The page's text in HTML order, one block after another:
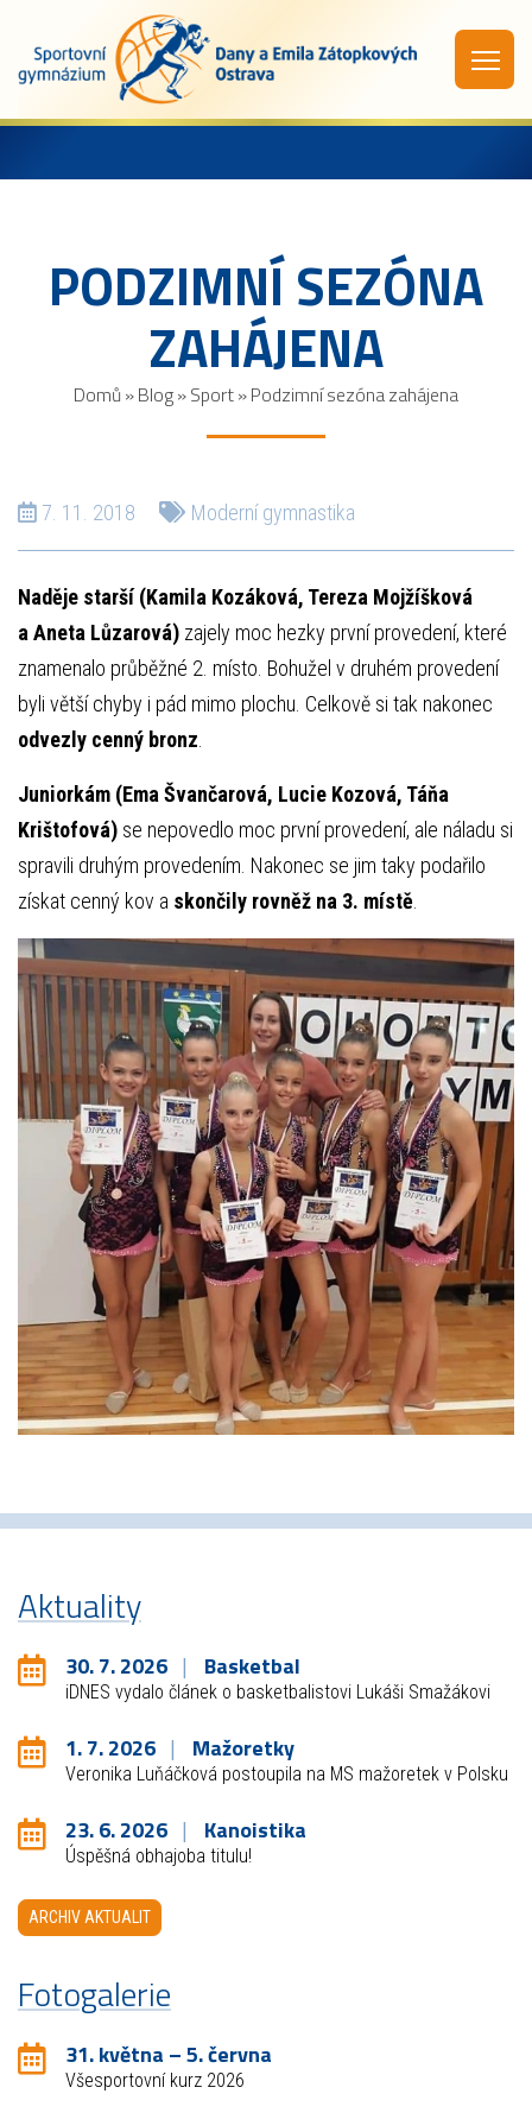
PODZIMNÍ SEZÓNA
ZAHÁJENA
Domů »Blog»Sport»Podzimní sezóna zahájena
7. 11. 2018 Moderní gymnastika
Naděje starší (Kamila Kozáková, Tereza Mojžíšková
a Aneta Lůzarová) zajely moc hezky první provedení, které
znamenalo průběžné 2. místo. Bohužel v druhém provedení
byli větší chyby i pád mimo plochu. Celkově si tak nakonec
odvezly cenný bronz.
Juniorkám (Ema Švančarová, Lucie Kozová, Táňa
Krištofová) se nepovedlo moc první provedení, ale náladu si
spravili druhým provedením. Nakonec se jim taky podařilo
získat cenný kov a skončily rovněž na 3. místě.
Aktuality
30. 7. 2026 Basketbal
iDNES vydalo článek o basketbalistovi Lukáši Smažákovi
1. 7. 2026 Mažoretky
Veronika Luňáčková postoupila na MS mažoretek v Polsku
23. 6. 2026 Kanoistika
Úspěšná obhajoba titulu!
ARCHIV AKTUALIT
Fotogalerie
31. května – 5. června
Všesportovní kurz 2026